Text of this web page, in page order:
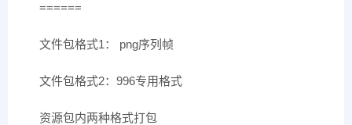
======
文件包格式1： png序列帧
文件包格式2：996专用格式
资源包内两种格式打包